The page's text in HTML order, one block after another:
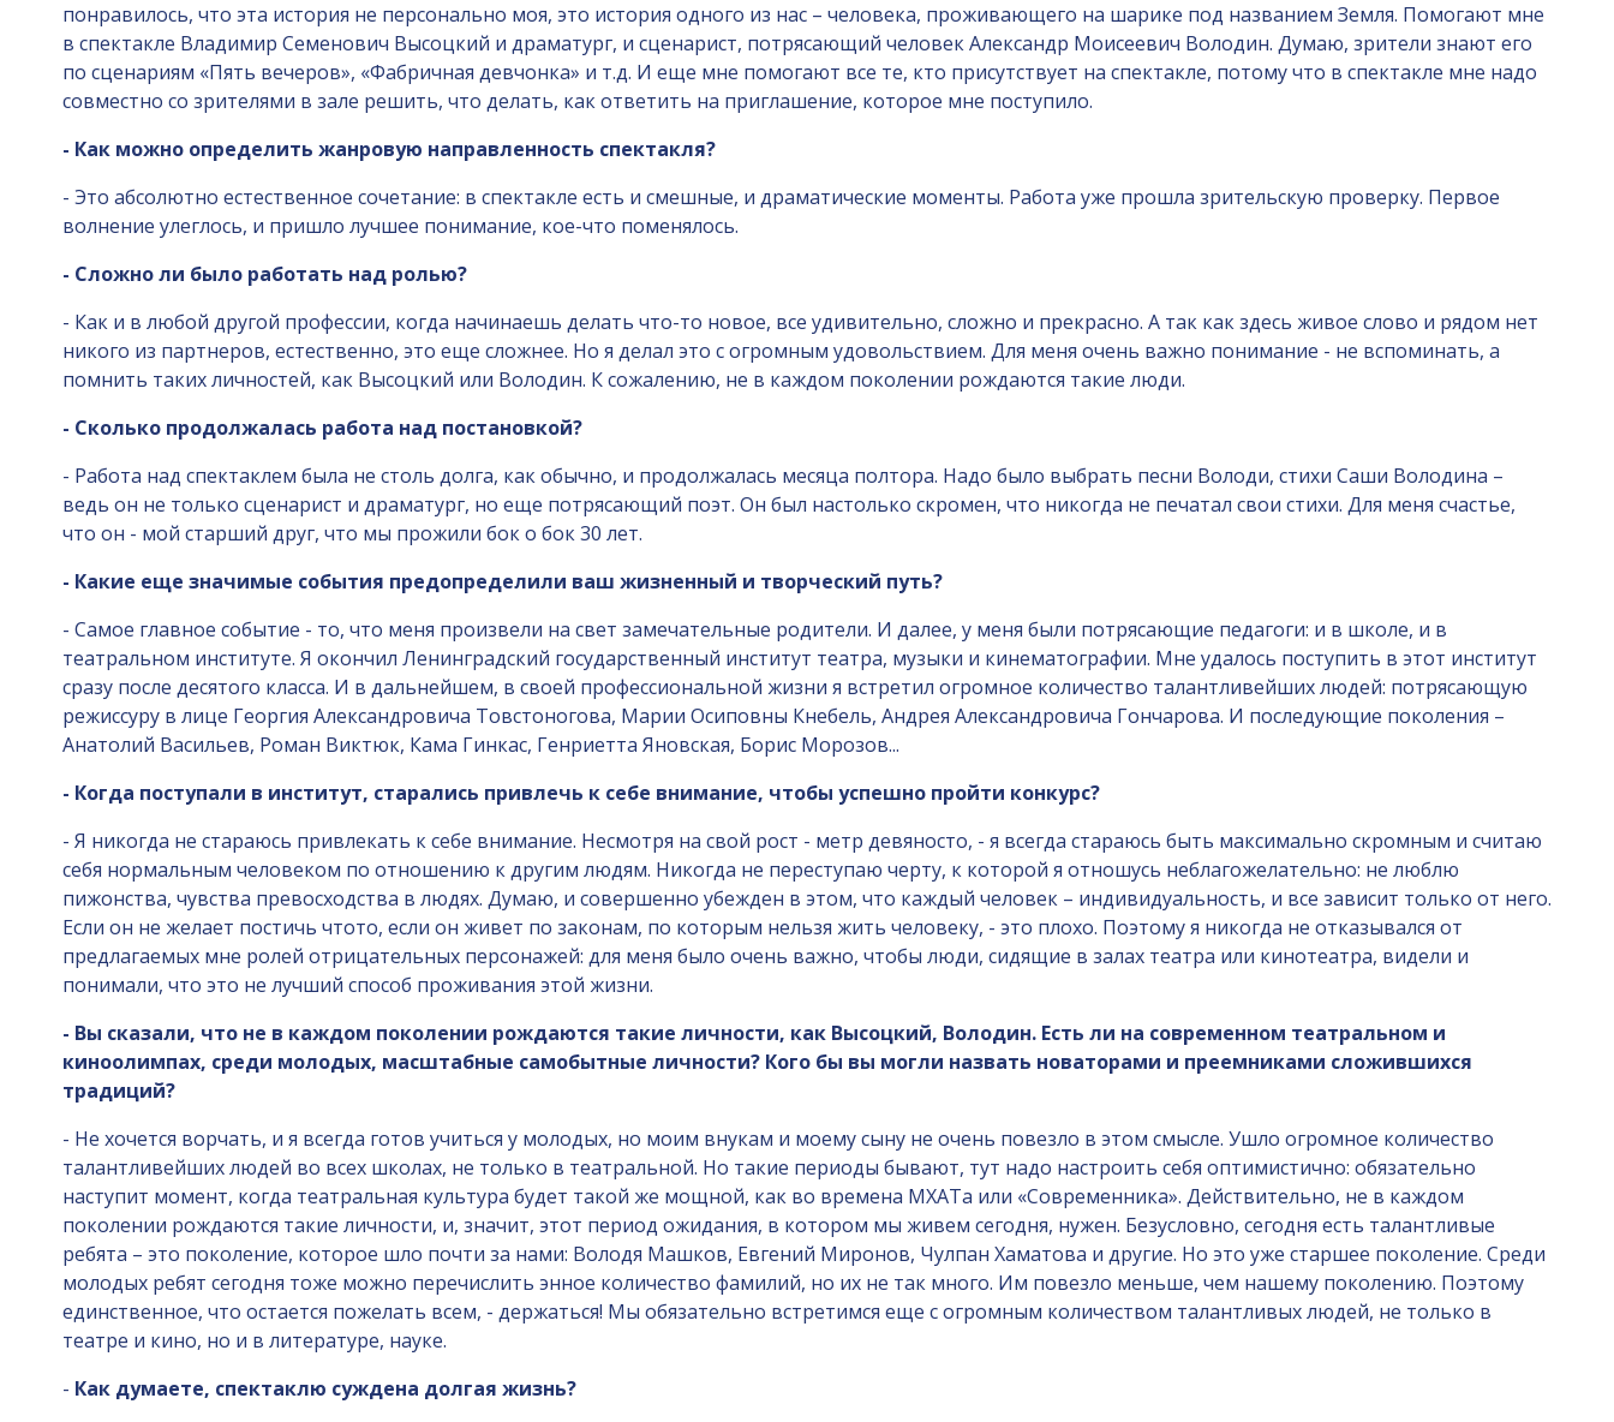
понравилось, что эта история не персонально моя, это история одного из нас – человека, проживающего на шарике под названием Земля. Помогают мне
в спектакле Владимир Семенович Высоцкий и драматург, и сценарист, потрясающий человек Александр Моисеевич Володин. Думаю, зрители знают его
по сценариям «Пять вечеров», «Фабричная девчонка» и т.д. И еще мне помогают все те, кто присутствует на спектакле, потому что в спектакле мне надо
совместно со зрителями в зале решить, что делать, как ответить на приглашение, которое мне поступило.
- Как можно определить жанровую направленность спектакля?
- Это абсолютно естественное сочетание: в спектакле есть и смешные, и драматические моменты. Работа уже прошла зрительскую проверку. Первое
волнение улеглось, и пришло лучшее понимание, кое-что поменялось.
- Сложно ли было работать над ролью?
- Как и в любой другой профессии, когда начинаешь делать что-то новое, все удивительно, сложно и прекрасно. А так как здесь живое слово и рядом нет
никого из партнеров, естественно, это еще сложнее. Но я делал это с огромным удовольствием. Для меня очень важно понимание - не вспоминать, а
помнить таких личностей, как Высоцкий или Володин. К сожалению, не в каждом поколении рождаются такие люди.
- Сколько продолжалась работа над постановкой?
- Работа над спектаклем была не столь долга, как обычно, и продолжалась месяца полтора. Надо было выбрать песни Володи, стихи Саши Володина –
ведь он не только сценарист и драматург, но еще потрясающий поэт. Он был настолько скромен, что никогда не печатал свои стихи. Для меня счастье,
что он - мой старший друг, что мы прожили бок о бок 30 лет.
- Какие еще значимые события предопределили ваш жизненный и творческий путь?
- Самое главное событие - то, что меня произвели на свет замечательные родители. И далее, у меня были потрясающие педагоги: и в школе, и в
театральном институте. Я окончил Ленинградский государственный институт театра, музыки и кинематографии. Мне удалось поступить в этот институт
сразу после десятого класса. И в дальнейшем, в своей профессиональной жизни я встретил огромное количество талантливейших людей: потрясающую
режиссуру в лице Георгия Александровича Товстоногова, Марии Осиповны Кнебель, Андрея Александровича Гончарова. И последующие поколения –
Анатолий Васильев, Роман Виктюк, Кама Гинкас, Генриетта Яновская, Борис Морозов...
- Когда поступали в институт, старались привлечь к себе внимание, чтобы успешно пройти конкурс?
- Я никогда не стараюсь привлекать к себе внимание. Несмотря на свой рост - метр девяносто, - я всегда стараюсь быть максимально скромным и считаю
себя нормальным человеком по отношению к другим людям. Никогда не переступаю черту, к которой я отношусь неблагожелательно: не люблю
пижонства, чувства превосходства в людях. Думаю, и совершенно убежден в этом, что каждый человек – индивидуальность, и все зависит только от него.
Если он не желает постичь чтото, если он живет по законам, по которым нельзя жить человеку, - это плохо. Поэтому я никогда не отказывался от
предлагаемых мне ролей отрицательных персонажей: для меня было очень важно, чтобы люди, сидящие в залах театра или кинотеатра, видели и
понимали, что это не лучший способ проживания этой жизни.
- Вы сказали, что не в каждом поколении рождаются такие личности, как Высоцкий, Володин. Есть ли на современном театральном и
киноолимпах, среди молодых, масштабные самобытные личности? Кого бы вы могли назвать новаторами и преемниками сложившихся
традиций?
- Не хочется ворчать, и я всегда готов учиться у молодых, но моим внукам и моему сыну не очень повезло в этом смысле. Ушло огромное количество
талантливейших людей во всех школах, не только в театральной. Но такие периоды бывают, тут надо настроить себя оптимистично: обязательно
наступит момент, когда театральная культура будет такой же мощной, как во времена МХАТа или «Современника». Действительно, не в каждом
поколении рождаются такие личности, и, значит, этот период ожидания, в котором мы живем сегодня, нужен. Безусловно, сегодня есть талантливые
ребята – это поколение, которое шло почти за нами: Володя Машков, Евгений Миронов, Чулпан Хаматова и другие. Но это уже старшее поколение. Среди
молодых ребят сегодня тоже можно перечислить энное количество фамилий, но их не так много. Им повезло меньше, чем нашему поколению. Поэтому
единственное, что остается пожелать всем, - держаться! Мы обязательно встретимся еще с огромным количеством талантливых людей, не только в
театре и кино, но и в литературе, науке.
- Как думаете, спектаклю суждена долгая жизнь?